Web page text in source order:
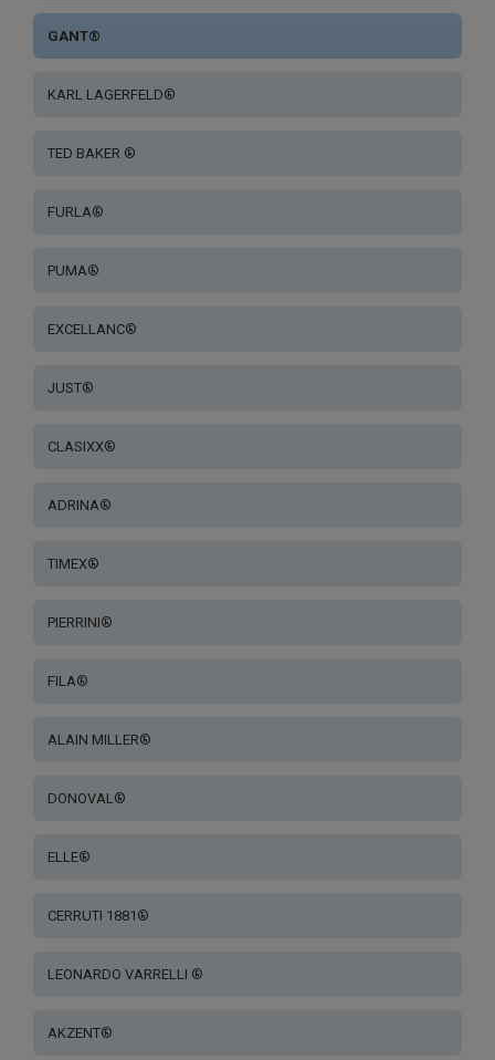
GANT®
KARL LAGERFELD®
TED BAKER ®
FURLA®
PUMA®
EXCELLANC®
JUST®
CLASIXX®
ADRINA®
TIMEX®
PIERRINI®
FILA®
ALAIN MILLER®
DONOVAL®
ELLE®
CERRUTI 1881®
LEONARDO VARRELLI ®
AKZENT®